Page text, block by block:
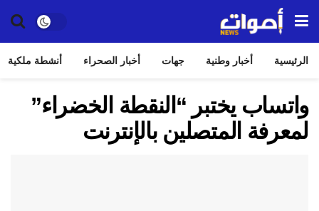
الرئيسية أخبار وطنية جهات أخبار الصحراء أنشطة ملكية
واتساب يختبر “النقطة الخضراء”
لمعرفة المتصلين بالإنترنت